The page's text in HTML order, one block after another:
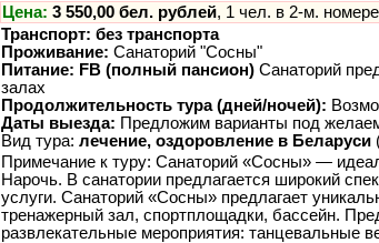
Цена: 3 550,00 бел. рублей, 1 чел. в 2-м.
Транспорт: без транспорта
Проживание: Санаторий "Сосны"
Питание: FB (полный пансион) Санаторий
залах
Продолжительность тура (дней/ночей):
Даты выезда: Предложим варианты под
Вид тура: лечение, оздоровление в Беларуси
Примечание к туру: Санаторий «Сосны» —
Нарочь. В санатории предлагается широкий
услуги. Санаторий «Сосны» предлагает
тренажерный зал, спортплощадки, бассейн.
развлекательные мероприятия: танцевальные